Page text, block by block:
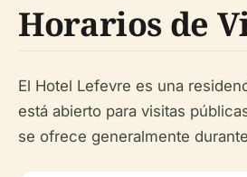
Horarios de
El Hotel Lefevre es una
está abierto para visitas
se ofrece generalmente